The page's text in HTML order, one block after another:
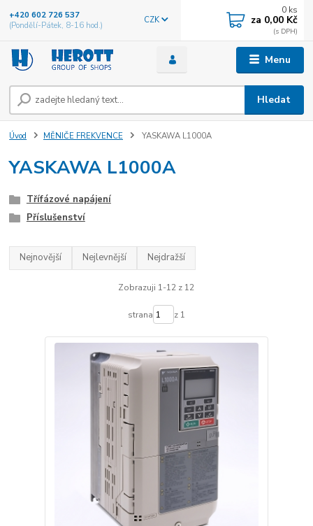
Menu
CZK
Hledat
+420 602 726 537
(Pondělí-Pátek, 8-16 hod.)
0 ks
za 0,00 Kč
Úvod MĚNIČE FREKVENCE YASKAWA L1000A
YASKAWA L1000A
Třífázové napájení
Příslušenství
Nejnovější Nejlevnější Nejdražší
Zobrazuji 1-12 z 12
strana z 1